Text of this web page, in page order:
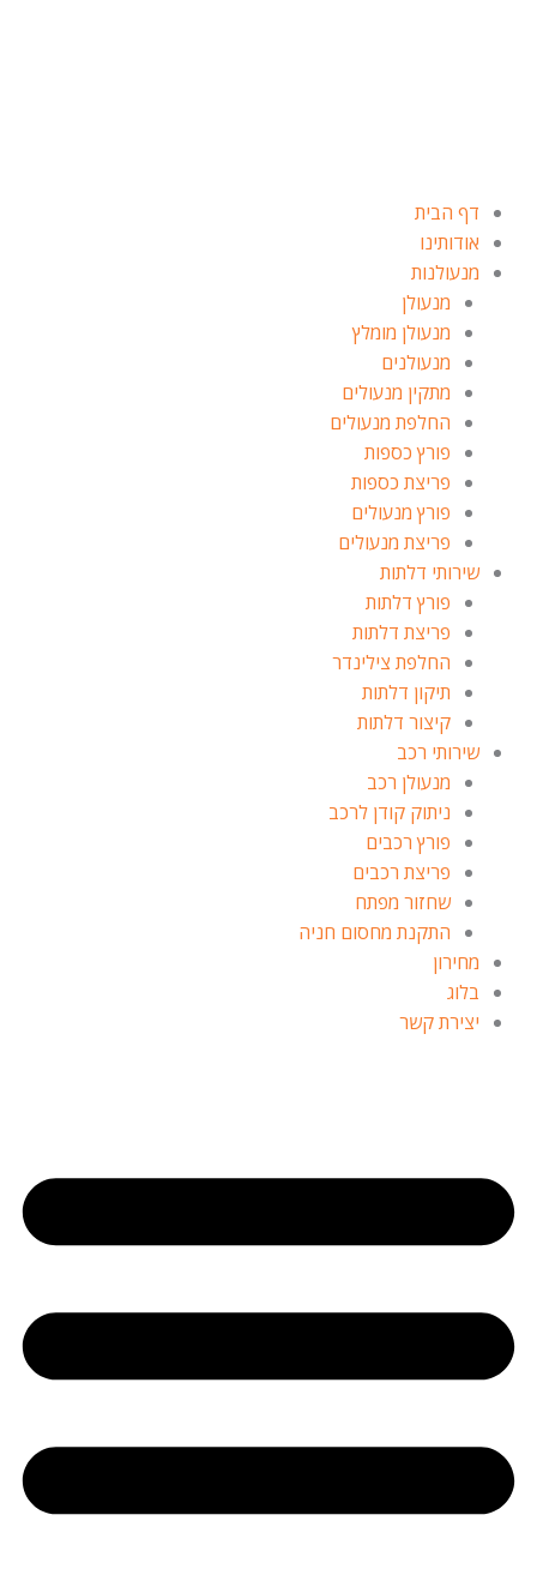
דף הבית
אודותינו
מנעולנות
מנעולן
מנעולן מומלץ
מנעולנים
מתקין מנעולים
החלפת מנעולים
פורץ כספות
פריצת כספות
פורץ מנעולים
פריצת מנעולים
שירותי דלתות
פורץ דלתות
פריצת דלתות
החלפת צילינדר
תיקון דלתות
קיצור דלתות
שירותי רכב
מנעולן רכב
ניתוק קודן לרכב
פורץ רכבים
פריצת רכבים
שחזור מפתח
התקנת מחסום חניה
מחירון
בלוג
יצירת קשר